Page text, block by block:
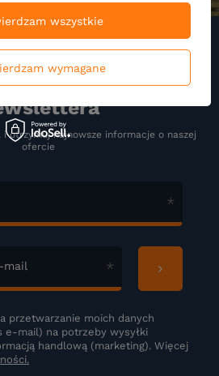
do naszego
otrzymuj najnowsze informacje o naszej
ofercie
mail
przetwarzanie moich danych
e-mail) na potrzeby wysyłki
handlową (marketing). Więcej
wymagane
wszystkie